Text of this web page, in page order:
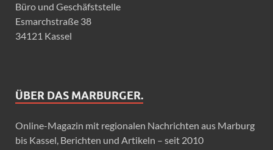
Büro und Geschäfststelle
Esmarchstraße 38
34121 Kassel
ÜBER DAS MARBURGER.
Online-Magazin mit regionalen Nachrichten aus Marburg
bis Kassel, Berichten und Artikeln – seit 2010